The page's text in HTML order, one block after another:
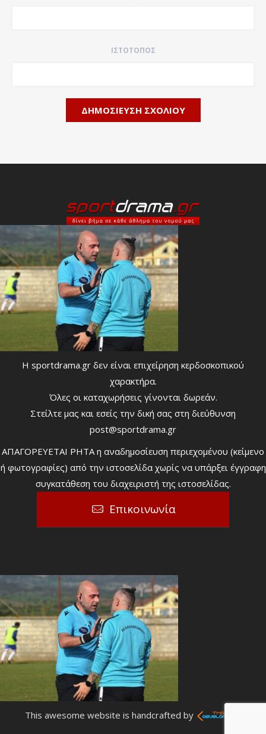
ΙΣΤΌΤΟΠΟΣ
Η sportdrama.gr δεν είναι επιχείρηση κερδοσκοπικού
χαρακτήρα.
Όλες οι καταχωρήσεις γίνονται δωρεάν.
Στείλτε μας και εσείς την δική σας στη διεύθυνση
post@sportdrama.gr
ΑΠΑΓΟΡΕΥΕΤΑΙ ΡΗΤΑ η αναδημοσίευση περιεχομένου (κείμενο
ή φωτογραφίες) από την ιστοσελίδα χωρίς να υπάρξει έγγραφη
συγκατάθεση του διαχειριστή της ιστοσελίδας.
Επικοινωνία
This awesome website is handcrafted by